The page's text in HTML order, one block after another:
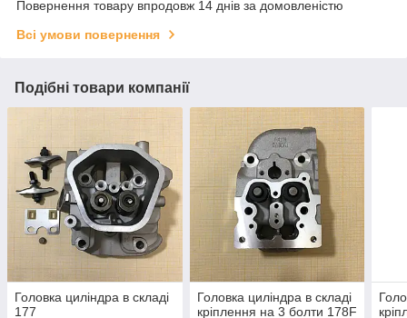
Повернення товару впродовж 14 днів за домовленістю
Всі умови повернення
Подібні товари компанії
Головка циліндра в складі
177
Головка циліндра в складі
кріплення на 3 болти 178F